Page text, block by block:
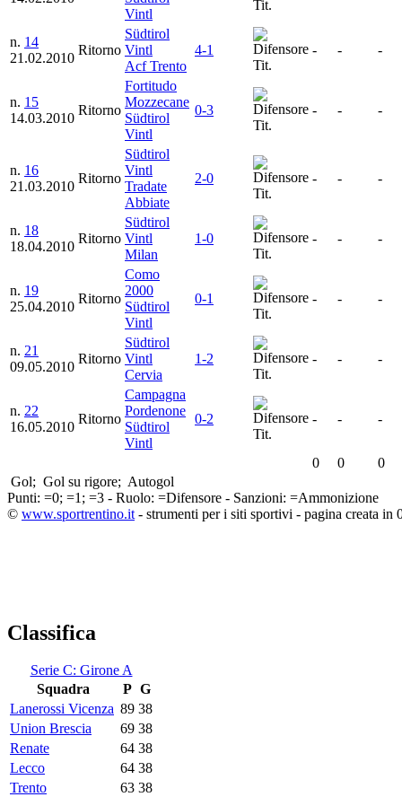
Vintl
Tit.
n. 14
21.02.2010
Ritorno
Südtirol
Vintl
Acf Trento
4-1
Tit.
- - -
n. 15
14.03.2010
Ritorno
Fortitudo
Mozzecane
Südtirol
Vintl
0-3
Tit.
- - -
n. 16
21.03.2010
Ritorno
Südtirol
Vintl
Tradate
Abbiate
2-0
Tit.
- - -
n. 18
18.04.2010
Ritorno
Südtirol
Vintl
Milan
1-0
Tit.
- - -
n. 19
25.04.2010
Ritorno
Como
2000
Südtirol
Vintl
0-1
Tit.
- - -
n. 21
09.05.2010
Ritorno
Südtirol
Vintl
Cervia
1-2
Tit.
- - -
n. 22
16.05.2010
Ritorno
Campagna
Pordenone
Südtirol
Vintl
0-2
Tit.
- - -
0 0
0
Gol; Gol su rigore; Autogol
Punti: =0; =1; =3 - Ruolo: =Difensore - Sanzioni: =Ammonizione
© www.sportrentino.it - strumenti per i siti sportivi - pagina creata in
Classifica
Serie C: Girone A
Squadra
P G
Lanerossi Vicenza 89 38
Union Brescia
69 38
Renate
64 38
Lecco
64 38
Trento
63 38